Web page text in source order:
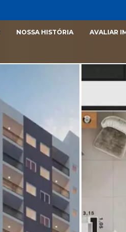
NOSSA HISTÓRIA AVALIAR